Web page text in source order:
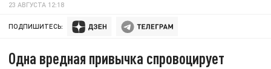
23 АВГУСТА 12:18
ПОДПИШИТЕСЬ:
Одна вредная привычка спровоцирует